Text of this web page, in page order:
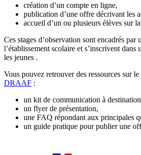
création d’un compte en ligne,
publication d’une offre décrivant les
accueil d’un ou plusieurs élèves sur
Ces stages d’observation sont encadrés par
l’établissement scolaire et s’inscrivent dans
les jeunes .
Vous pouvez retrouver des ressources sur le
DRAAF :
un kit de communication à
un flyer de présentation,
une FAQ répondant aux principales
un guide pratique pour publier une